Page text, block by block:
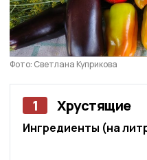
Фото: Светлана Куприкова
1 Хрустящие
Ингредиенты (на